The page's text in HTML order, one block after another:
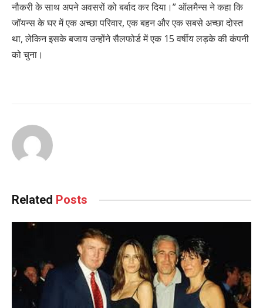
नौकरी के साथ अपने अवसरों को बर्बाद कर दिया।” ऑलमैन्स ने कहा कि
जॉयन्स के घर में एक अच्छा परिवार, एक बहन और एक सबसे अच्छा दोस्त
था, लेकिन इसके बजाय उन्होंने सैलफोर्ड में एक 15 वर्षीय लड़के की कंपनी
को चुना।
Related Posts